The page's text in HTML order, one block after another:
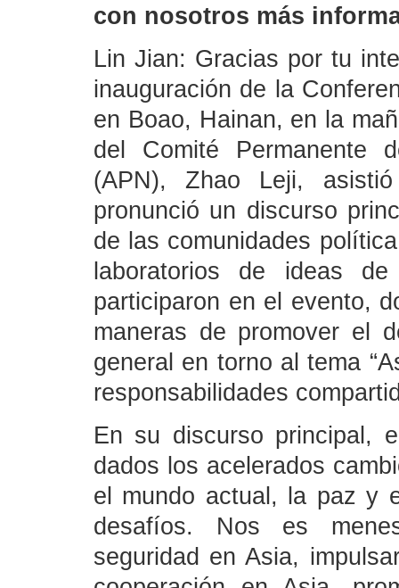
con nosotros más
Lin Jian: Gracias por tu
inauguración de la
en Boao, Hainan, en la
del Comité Permanente
(APN), Zhao Leji,
pronunció un discurso
de las comunidades
laboratorios de ideas
participaron en el evento,
maneras de promover el
general en torno al tema
responsabilidades
En su discurso principal,
dados los acelerados
el mundo actual, la paz y
desafíos. Nos es
seguridad en Asia,